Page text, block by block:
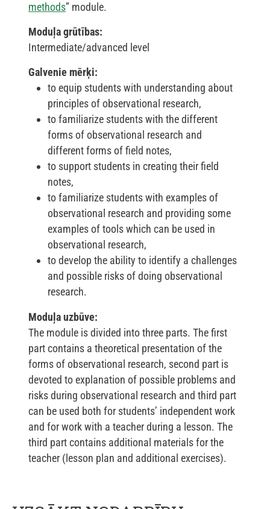
methods” module.
Moduļa grūtības:
Intermediate/advanced level
Galvenie mērķi:
to equip students with understanding about
principles of observational research,
to familiarize students with the different
forms of observational research and
different forms of field notes,
to support students in creating their field
notes,
to familiarize students with examples of
observational research and providing some
examples of tools which can be used in
observational research,
to develop the ability to identify a challenges
and possible risks of doing observational
research.
Moduļa uzbūve:
The module is divided into three parts. The first
part contains a theoretical presentation of the
forms of observational research, second part is
devoted to explanation of possible problems and
risks during observational research and third part
can be used both for students’ independent work
and for work with a teacher during a lesson. The
third part contains additional materials for the
teacher (lesson plan and additional exercises).